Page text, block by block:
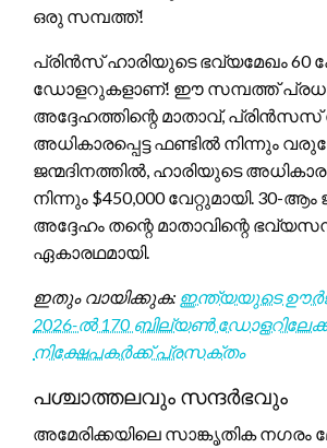
ഒരു സമ്പത്ത്!
പ്രിൻസ് ഹാരിയുടെ ഭവ്യമേഖം 60
ഡോളറുകളാണ്! ഈ സമ്പത്ത്
അദ്ദേഹത്തിന്റെ മാതാവ്,
അധികാരപ്പെട്ട ഫണ്ടിൽ നിന്നും
ജന്മദിനത്തിൽ, ഹാരിയുടെ
നിന്നും $450,000 വേറ്റുമായി. 30-ആം
അദ്ദേഹം തന്റെ മാതാവിന്റെ
ഏകാരഥമായി.
ഇതും വായിക്കുക: ഇന്ത്യയുടെ
2026-ൽ 170 ബില്യൺ ഡോളറിലേക്ക്:
നിക്ഷേപകർക്ക് പ്രസക്തം
പശ്ചാത്തലവും സന്ദർഭവും
അമേരിക്കയിലെ സാങ്കൃതിക നഗരം